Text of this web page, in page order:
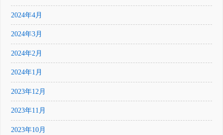
2024年4月
2024年3月
2024年2月
2024年1月
2023年12月
2023年11月
2023年10月